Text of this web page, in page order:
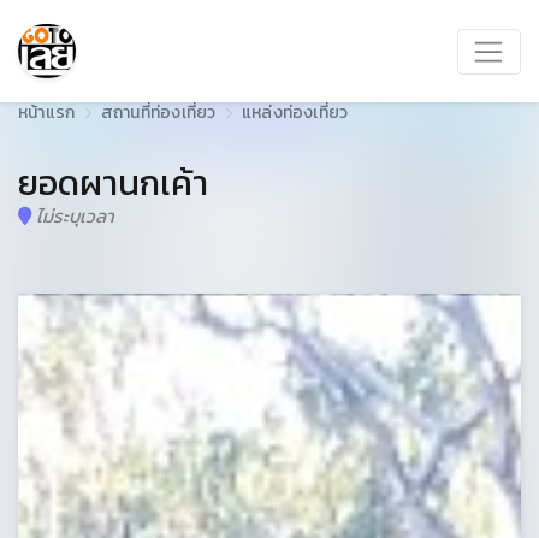
หน้าแรก สถานที่ท่องเที่ยว แหล่งท่องเที่ยว
ยอดผานกเค้า
ไม่ระบุเวลา